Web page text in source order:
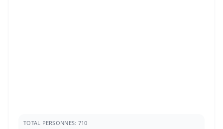
TOTAL PERSONNES: 710